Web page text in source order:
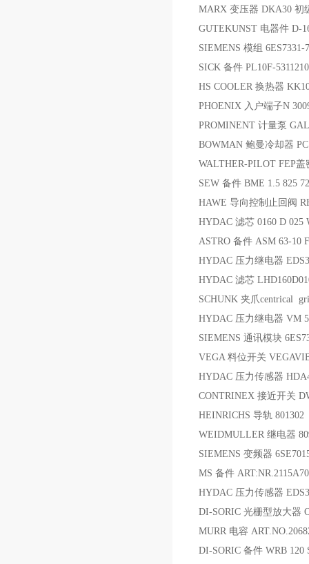
MARX 变压器 DKA30 初
GUTEKUNST 电器件 D-
SIEMENS 模组 6ES7331-
SICK 备件 PL10F-5311210
HS COOLER 换热器
PHOENIX 入户端子N
PROMINENT 计量泵
BOWMAN 鲍曼冷却器
WALTHER-PILOT FEP盖
SEW 备件 BME 1.5 825
HAWE 导向控制止回阀
HYDAC 滤芯 0160 D 025
ASTRO 备件 ASM 63-10
HYDAC 压力继电器
HYDAC 滤芯
SCHUNK 夹爪centrical
HYDAC 压力继电器 VM
SIEMENS 通讯模块
VEGA 料位开关
HYDAC 压力传感器
CONTRINEX 接近开关
HEINRICHS 导轨 801302
WEIDMULLER 继电器
SIEMENS 变频器
MS 备件
HYDAC 压力传感器
DI-SORIC 光栅型放大器
MURR 电容
DI-SORIC 备件 WRB 120